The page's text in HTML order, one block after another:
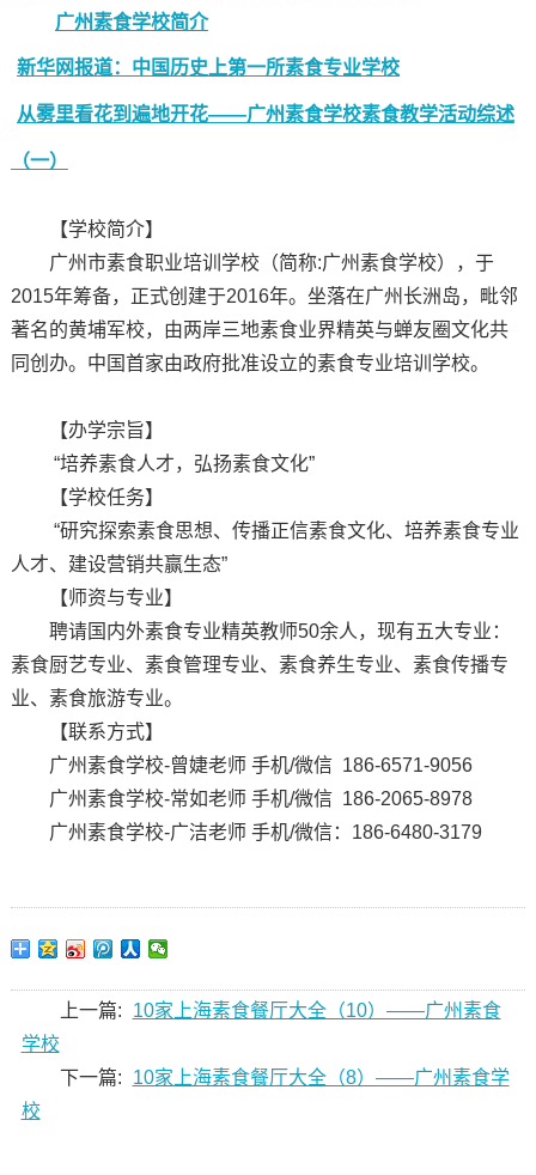
广州素食学校简介
新华网报道：中国历史上第一所素食专业学校
从雾里看花到遍地开花——广州素食学校素食教学活动综述
（一）
【学校简介】
广州市素食职业培训学校（简称:广州素食学校），于
2015年筹备，正式创建于2016年。坐落在广州长洲岛，毗邻
著名的黄埔军校，由两岸三地素食业界精英与蝉友圈文化共
同创办。中国首家由政府批准设立的素食专业培训学校。
【办学宗旨】
“培养素食人才，弘扬素食文化”
【学校任务】
“研究探索素食思想、传播正信素食文化、培养素食专业
人才、建设营销共赢生态”
【师资与专业】
聘请国内外素食专业精英教师50余人，现有五大专业：
素食厨艺专业、素食管理专业、素食养生专业、素食传播专
业、素食旅游专业。
【联系方式】
广州素食学校-曾婕老师 手机/微信 186-6571-9056
广州素食学校-常如老师 手机/微信 186-2065-8978
广州素食学校-广洁老师 手机/微信：186-6480-3179
上一篇:
10家上海素食餐厅大全（10）——广州素食
学校
下一篇:
10家上海素食餐厅大全（8）——广州素食学
校